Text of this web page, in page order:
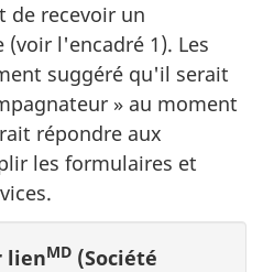
de recevoir un
l'encadré 1). Les
suggéré qu'il serait
» au moment
répondre aux
les formulaires et
lienMD (Société